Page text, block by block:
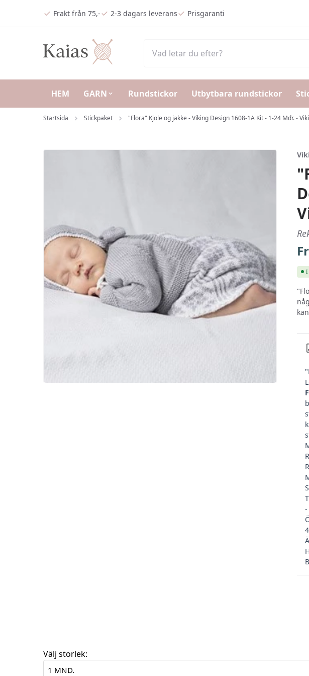
Frakt från 75,- 2-3 dagars leverans Prisgaranti
HEM GARN Rundstickor Utbytbara rundstickor
Startsida Stickpaket "Flora" Kjole og jakke - Viking Design 1608-1A Kit - 1-24 Mdr. -
I
-
Välj storlek: